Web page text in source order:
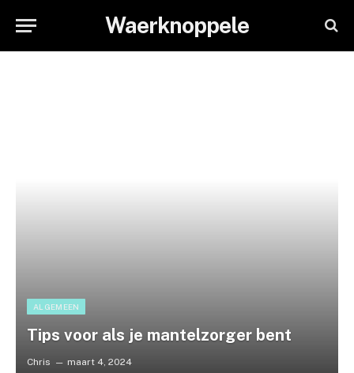
Waerknoppele
ALGEMEEN
Tips voor als je mantelzorger bent
Chris maart 4, 2024